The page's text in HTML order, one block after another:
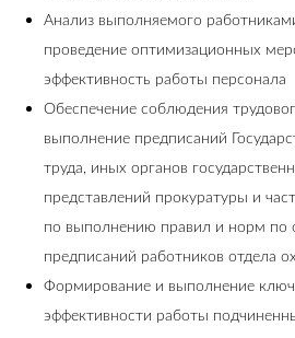
Анализ выполняемого
проведение оптимизационных
эффективность работы персонала
Обеспечение соблюдения
выполнение предписаний
труда, иных органов
представлений прокуратуры и
по выполнению правил и норм по
предписаний работников отдела
Формирование и выполнение
эффективности работы